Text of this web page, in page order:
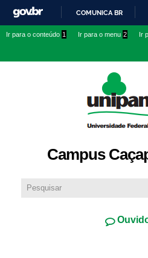
conteúdo
IR
O
COMUNICA BR
Ir para o conteúdo 1 Ir para o menu 2 Ir
Campus